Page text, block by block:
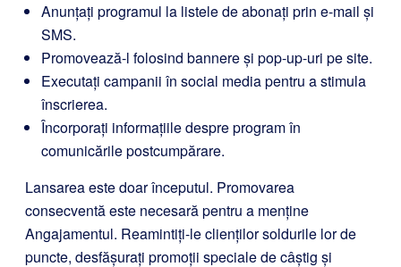
Anunțați programul la listele de abonați prin e-mail și
SMS.
Promovează-l folosind bannere și pop-up-uri pe site.
Executați campanii în social media pentru a stimula
înscrierea.
Încorporați informațiile despre program în
comunicările postcumpărare.
Lansarea este doar începutul. Promovarea
consecventă este necesară pentru a menține
Angajamentul. Reamintiți-le clienților soldurile lor de
puncte, desfășurați promoții speciale de câștig și